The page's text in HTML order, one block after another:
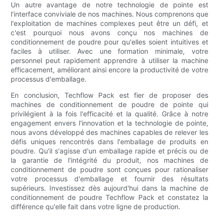
Un autre avantage de notre technologie de pointe est
l’interface conviviale de nos machines. Nous comprenons que
l'exploitation de machines complexes peut être un défi, et
c'est pourquoi nous avons conçu nos machines de
conditionnement de poudre pour qu'elles soient intuitives et
faciles à utiliser. Avec une formation minimale, votre
personnel peut rapidement apprendre à utiliser la machine
efficacement, améliorant ainsi encore la productivité de votre
processus d'emballage.
En conclusion, Techflow Pack est fier de proposer des
machines de conditionnement de poudre de pointe qui
privilégient à la fois l'efficacité et la qualité. Grâce à notre
engagement envers l'innovation et la technologie de pointe,
nous avons développé des machines capables de relever les
défis uniques rencontrés dans l'emballage de produits en
poudre. Qu'il s'agisse d'un emballage rapide et précis ou de
la garantie de l'intégrité du produit, nos machines de
conditionnement de poudre sont conçues pour rationaliser
votre processus d'emballage et fournir des résultats
supérieurs. Investissez dès aujourd'hui dans la machine de
conditionnement de poudre Techflow Pack et constatez la
différence qu'elle fait dans votre ligne de production.